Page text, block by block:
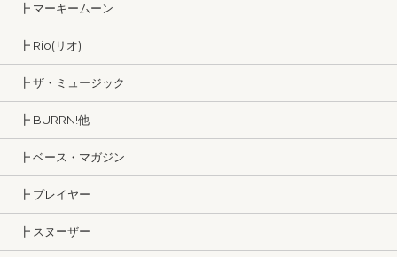
┣ マーキームーン
┣ Rio(リオ)
┣ ザ・ミュージック
┣ BURRN!他
┣ ベース・マガジン
┣ プレイヤー
┣ スヌーザー